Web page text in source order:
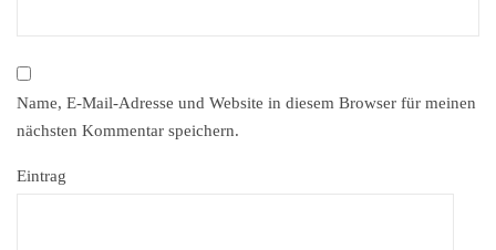
Name, E-Mail-Adresse und Website in diesem Browser für meinen
nächsten Kommentar speichern.
Eintrag